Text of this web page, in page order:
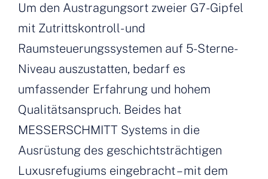
Um den Austragungsort zweier G7-Gipfel
mit Zutrittskontroll- und
Raumsteuerungssystemen auf 5-Sterne-
Niveau auszustatten, bedarf es
umfassender Erfahrung und hohem
Qualitätsanspruch. Beides hat
MESSERSCHMITT Systems in die
Ausrüstung des geschichtsträchtigen
Luxusrefugiums eingebracht – mit dem